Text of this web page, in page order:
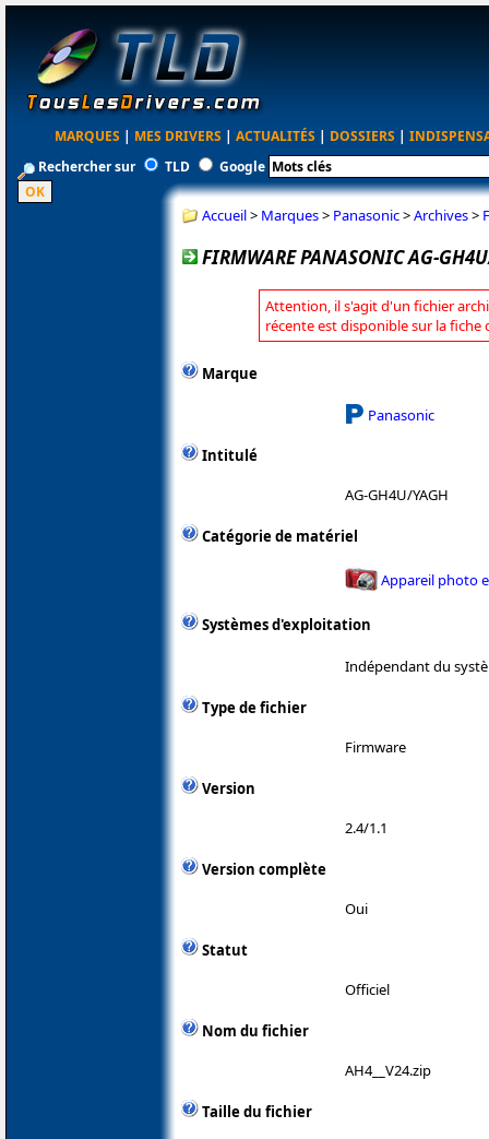
MARQUES | MES DRIVERS | ACTUALITÉS | DOSSIERS |
Rechercher sur
TLD Google
Accueil> Marques> Panasonic>Archives>
FIRMWARE PANASONIC AG-
Attention, il s'agit d'un fichier
récente est disponible sur la fiche
Marque
Panasonic
Intitulé
AG-GH4U/YAGH
Catégorie de matériel
Appareil photo
Systèmes d'exploitation
Indépendant du
Type de fichier
Firmware
Version
2.4/1.1
Version complète
Oui
Statut
Officiel
Nom du fichier
AH4__V24.zip
Taille du fichier